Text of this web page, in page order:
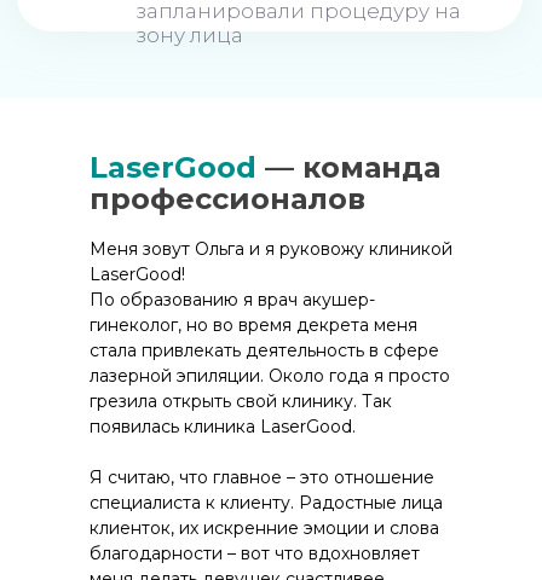
LaserGood — команда
профессионалов
Меня зовут Ольга и я руковожу клиникой
LaserGood!
По образованию я врач акушер-
гинеколог, но во время декрета меня
стала привлекать деятельность в сфере
лазерной эпиляции. Около года я просто
грезила открыть свой клинику. Так
появилась клиника LaserGood.
Я считаю, что главное – это отношение
специалиста к клиенту. Радостные лица
клиенток, их искренние эмоции и слова
благодарности – вот что вдохновляет
Современный диодный
лазер для удаления волос
Мы используем инновационный аппарат